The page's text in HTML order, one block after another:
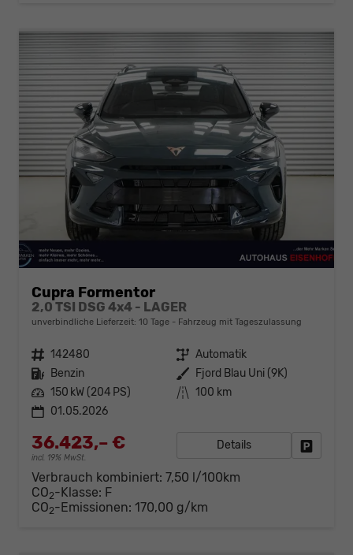
Cupra Formentor
2,0 TSI DSG 4x4 - LAGER
unverbindliche Lieferzeit: 10 Tage Fahrzeug mit Tageszulassung
Fahrzeugnr. 142480 Getriebe Automatik
Kraftstoff Benzin Außenfarbe Fjord Blau Uni (9K)
Leistung 150 kW (204 PS) Kilometerstand 100 km
01.05.2026
36.423,– €
incl. 19% MwSt.
Details
Verbrauch kombiniert: 7,50 l/100km
CO2-Klasse: F
CO2-Emissionen: 170,00 g/km